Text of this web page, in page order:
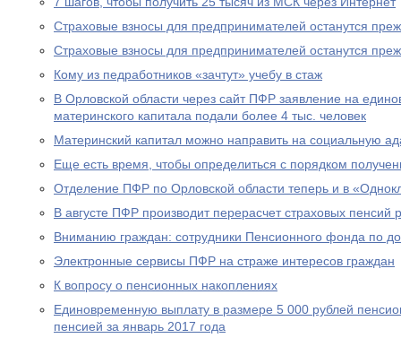
Страховые взносы для предпринимателей останутся
Страховые взносы для предпринимателей останутся
Кому из педработников «зачтут» учебу в стаж
В Орловской области через сайт ПФР заявление на
материнского капитала подали более 4 тыс. человек
Материнский капитал можно направить на социальную
Еще есть время, чтобы определиться с порядком
Отделение ПФР по Орловской области теперь и в
В августе ПФР производит перерасчет страховых
Вниманию граждан: сотрудники Пенсионного фонда по
Электронные сервисы ПФР на страже интересов граждан
К вопросу о пенсионных накоплениях
Единовременную выплату в размере 5 000 рублей
пенсией за январь 2017 года